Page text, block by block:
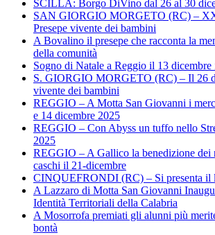
SCILLA: Borgo DiVino dal 26 al 30
SAN GIORGIO MORGETO (RC) –
Presepe vivente dei bambini
A Bovalino il presepe che racconta la
della comunità
Sogno di Natale a Reggio il 13
S. GIORGIO MORGETO (RC) – Il 26
vivente dei bambini
REGGIO – A Motta San Giovanni i
e 14 dicembre 2025
REGGIO – Con Abyss un tuffo nello
2025
REGGIO – A Gallico la benedizione dei
caschi il 21-dicembre
CINQUEFRONDI (RC) – Si presenta il
A Lazzaro di Motta San Giovanni
Identità Territoriali della Calabria
A Mosorrofa premiati gli alunni più
bontà